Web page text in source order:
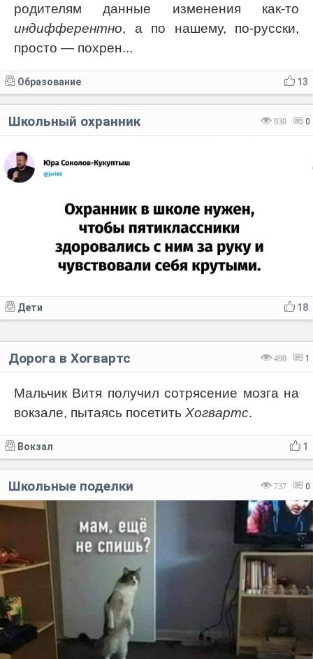
родителям данные изменения как-то
индифферентно, а по нашему, по-русски,
просто — похрен...
13
Образование
930 0
Школьный охранник
18
Дети
498 1
Дорога в Хогвартс
Мальчик Витя получил сотрясение мозга на
вокзале, пытаясь посетить Хогвартс.
1
Вокзал
737 0
Школьные поделки